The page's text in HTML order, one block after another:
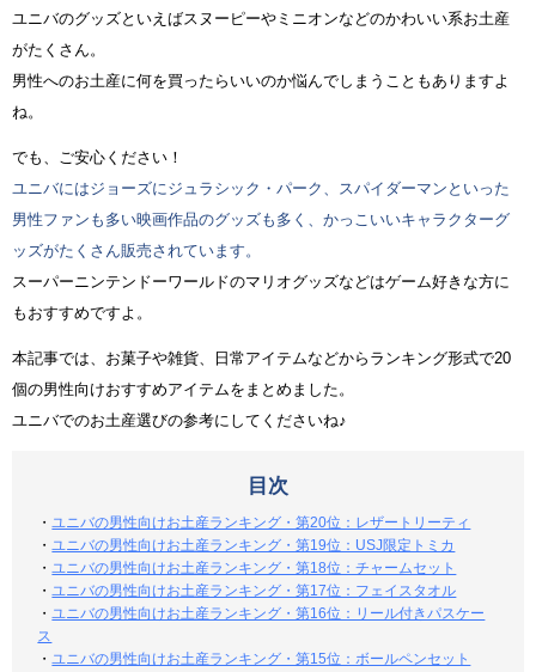
ユニバのグッズといえばスヌーピーやミニオンなどのかわいい系お土産
がたくさん。
男性へのお土産に何を買ったらいいのか悩んでしまうこともありますよ
ね。
でも、ご安心ください！
ユニバにはジョーズにジュラシック・パーク、スパイダーマンといった
男性ファンも多い映画作品のグッズも多く、かっこいいキャラクターグ
ッズがたくさん販売されています。
スーパーニンテンドーワールドのマリオグッズなどはゲーム好きな方に
もおすすめですよ。
本記事では、お菓子や雑貨、日常アイテムなどからランキング形式で20
個の男性向けおすすめアイテムをまとめました。
ユニバでのお土産選びの参考にしてくださいね♪
目次
・ユニバの男性向けお土産ランキング・第20位：レザートリーティ
・ユニバの男性向けお土産ランキング・第19位：USJ限定トミカ
・ユニバの男性向けお土産ランキング・第18位：チャームセット
・ユニバの男性向けお土産ランキング・第17位：フェイスタオル
・ユニバの男性向けお土産ランキング・第16位：リール付きパスケー
ス
・ユニバの男性向けお土産ランキング・第15位：ボールペンセット